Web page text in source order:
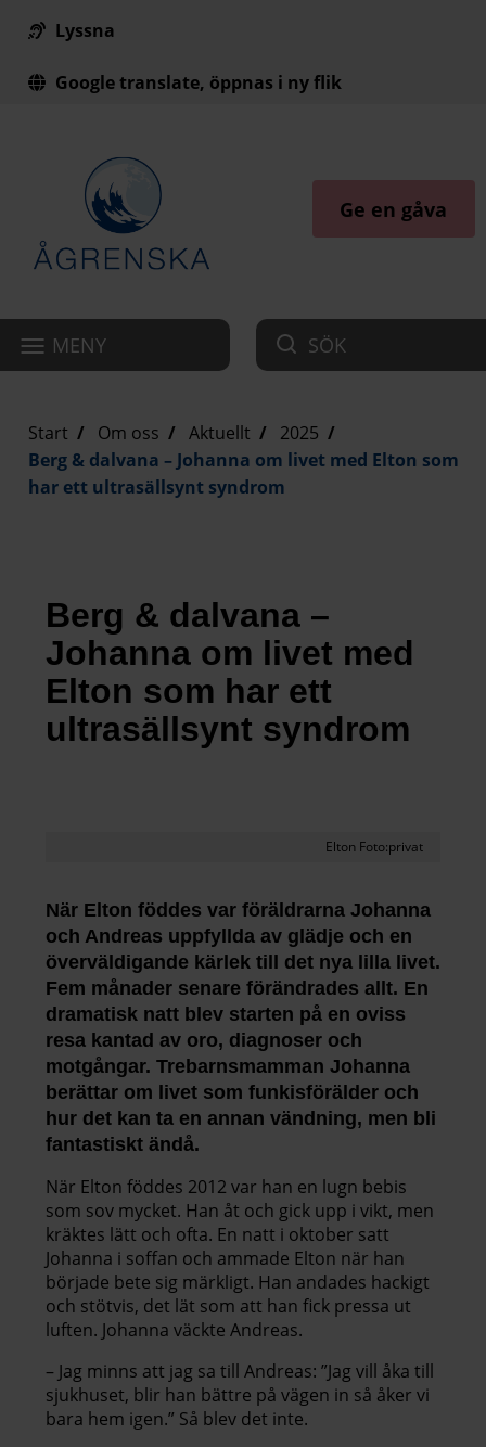
Till innehåll på sidan
Lyssna
Google translate, öppnas i ny flik
Ge en gåva
MENY SÖK
Start Om oss Aktuellt
2025
Berg & dalvana – Johanna om livet med Elton som
har ett ultrasällsynt syndrom
Berg & dalvana –
Johanna om livet med
Elton som har ett
ultrasällsynt syndrom
Elton Foto:privat
När Elton föddes var föräldrarna Johanna
och Andreas uppfyllda av glädje och en
överväldigande kärlek till det nya lilla livet.
Fem månader senare förändrades allt. En
dramatisk natt blev starten på en oviss
resa kantad av oro, diagnoser och
motgångar. Trebarnsmamman Johanna
berättar om livet som funkisförälder och
hur det kan ta en annan vändning, men bli
fantastiskt ändå.
När Elton föddes 2012 var han en lugn bebis
som sov mycket. Han åt och gick upp i vikt, men
kräktes lätt och ofta. En natt i oktober satt
Johanna i soffan och ammade Elton när han
började bete sig märkligt. Han andades hackigt
och stötvis, det lät som att han fick pressa ut
luften. Johanna väckte Andreas.
– Jag minns att jag sa till Andreas: ”Jag vill åka till
sjukhuset, blir han bättre på vägen in så åker vi
bara hem igen.” Så blev det inte.